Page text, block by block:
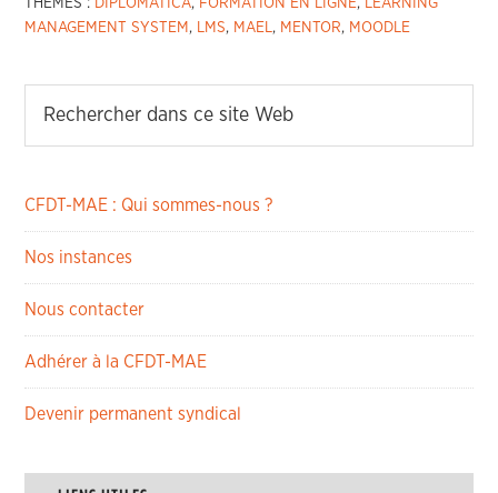
THÈMES : DIPLOMATICA, FORMATION EN LIGNE, LEARNING
MANAGEMENT SYSTEM , LMS, MAEL, MENTOR, MOODLE
CFDT-MAE : Qui sommes-nous ?
Nos instances
Nous contacter
Adhérer à la CFDT-MAE
Devenir permanent syndical